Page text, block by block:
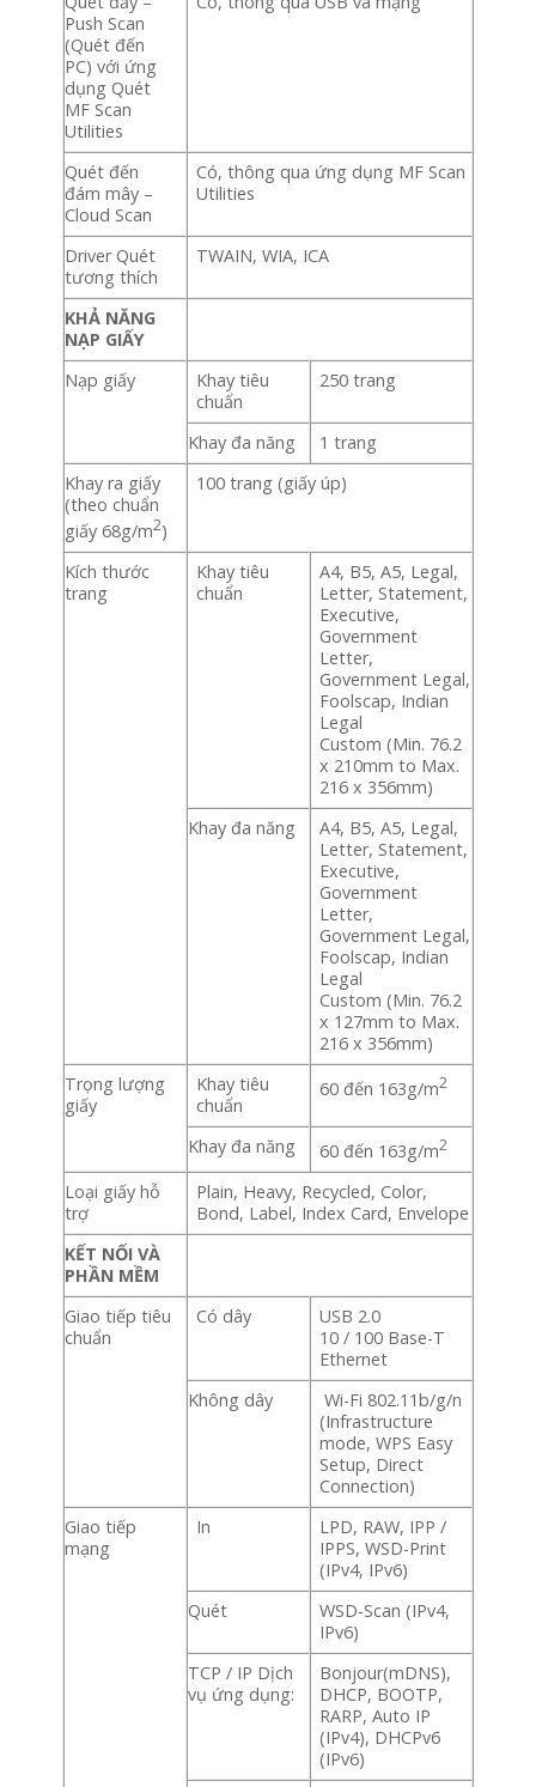
Push Scan
(Quét đến
PC) với ứng
dụng Quét
MF Scan
Utilities
Quét đến
đám mây –
Cloud Scan
Có, thông qua ứng dụng MF Scan
Utilities
Driver Quét
tương thích
TWAIN, WIA, ICA
KHẢ NĂNG
NẠP GIẤY
Nạp giấy
Khay tiêu
chuẩn
250 trang
Khay đa năng
1 trang
Khay ra giấy
(theo chuẩn
giấy 68g/m2)
100 trang (giấy úp)
Kích thước
trang
Khay tiêu
chuẩn
A4, B5, A5, Legal,
Letter, Statement,
Executive,
Government
Letter,
Government Legal,
Foolscap, Indian
Legal
Custom (Min. 76.2
x 210mm to Max.
216 x 356mm)
Khay đa năng
A4, B5, A5, Legal,
Letter, Statement,
Executive,
Government
Letter,
Government Legal,
Foolscap, Indian
Legal
Custom (Min. 76.2
x 127mm to Max.
216 x 356mm)
Trọng lượng
giấy
Khay tiêu
chuẩn
60 đến 163g/m2
Khay đa năng 60 đến 163g/m2
Loại giấy hỗ
trợ
Plain, Heavy, Recycled, Color,
Bond, Label, Index Card, Envelope
KẾT NỐI VÀ
PHẦN MỀM
Giao tiếp tiêu
chuẩn
Có dây
USB 2.0
10 / 100 Base-T
Ethernet
Không dây
Wi-Fi 802.11b/g/n
(Infrastructure
mode, WPS Easy
Setup, Direct
Connection)
Giao tiếp
mạng
In
LPD, RAW, IPP /
IPPS, WSD-Print
(IPv4, IPv6)
Quét
WSD-Scan (IPv4,
IPv6)
TCP / IP Dịch
vụ ứng dụng:
Bonjour(mDNS),
DHCP, BOOTP,
RARP, Auto IP
(IPv4), DHCPv6
(IPv6)